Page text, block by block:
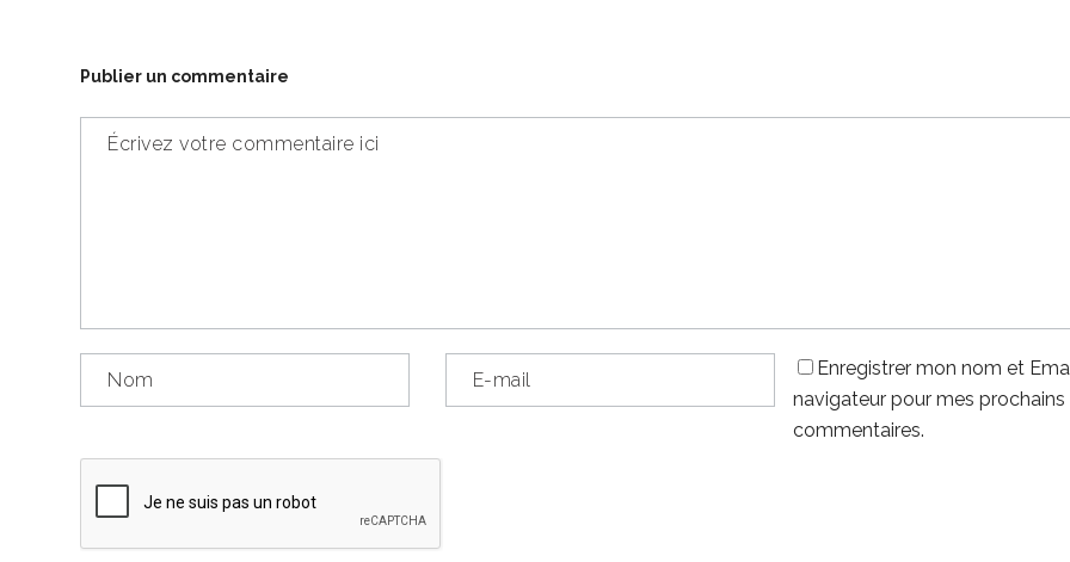
Publier un commentaire
Enregistrer mon nom et
navigateur pour mes prochains
commentaires.